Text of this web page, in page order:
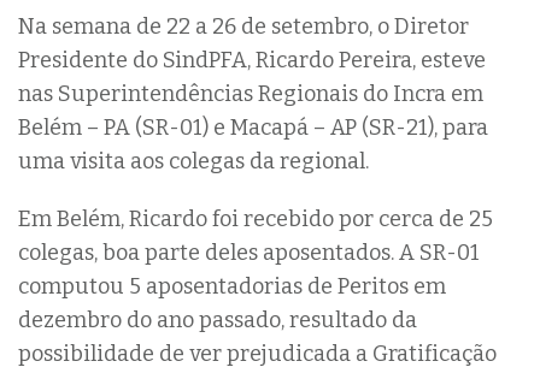
Na semana de 22 a 26 de setembro, o Diretor
Presidente do SindPFA, Ricardo Pereira, esteve
nas Superintendências Regionais do Incra em
Belém – PA (SR-01) e Macapá – AP (SR-21), para
uma visita aos colegas da regional.
Em Belém, Ricardo foi recebido por cerca de 25
colegas, boa parte deles aposentados. A SR-01
computou 5 aposentadorias de Peritos em
dezembro do ano passado, resultado da
possibilidade de ver prejudicada a Gratificação